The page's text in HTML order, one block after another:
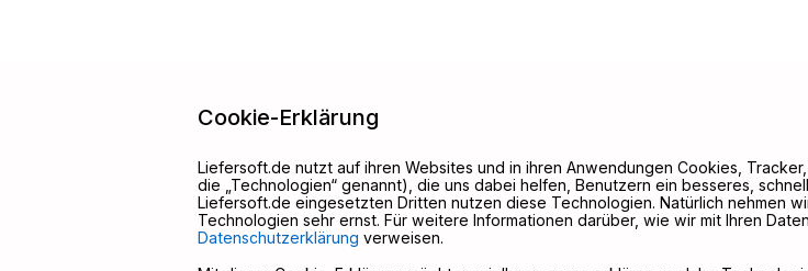
Cookie-Erklärung
Liefersoft.de nutzt auf ihren Websites und in ihren Anwendungen Cookies,
die „Technologien“ genannt), die uns dabei helfen, Benutzern ein besseres,
Liefersoft.de eingesetzten Dritten nutzen diese Technologien. Natürlich nehmen
Technologien sehr ernst. Für weitere Informationen darüber, wie wir mit Ihren
Datenschutzerklärung verweisen.